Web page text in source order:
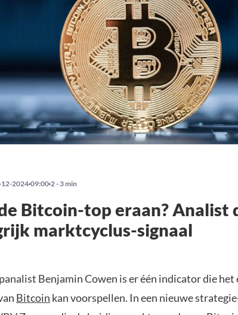
12-202409:00 2 - 3 min
Bitcoin-top eraan? Analist
marktcyclus-signaal
Benjamin Cowen is er één indicator die het
Bitcoin kan voorspellen. In een nieuwe